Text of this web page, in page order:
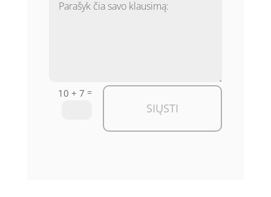
10 + 7 =
SIŲSTI